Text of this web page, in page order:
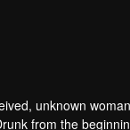
unknown
from the